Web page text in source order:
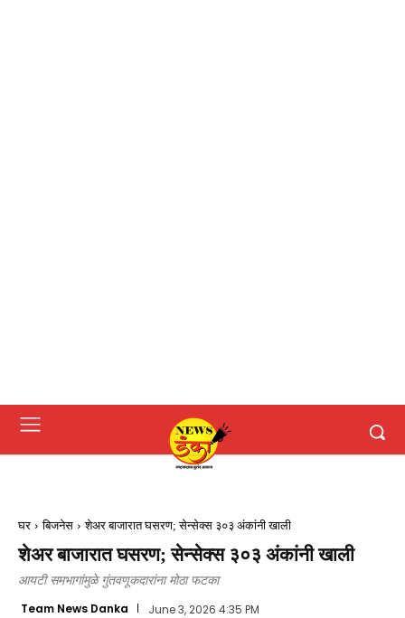
घर बिजनेस शेअर बाजारात घसरण; सेन्सेक्स ३०३ अंकांनी खाली
शेअर बाजारात घसरण; सेन्सेक्स ३०३ अंकांनी खाली
आयटी समभागांमुळे गुंतवणूकदारांना मोठा फटका
Team News Danka June 3, 2026 4:35 PM